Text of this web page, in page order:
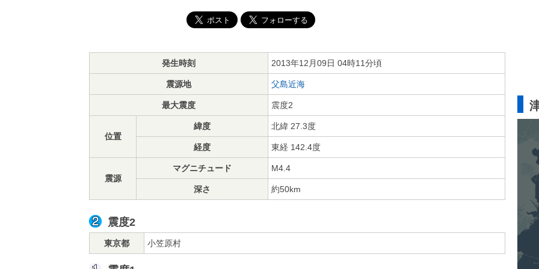
発生時刻 2013年12月09日 04時11分頃
震源地 父島近海
最大震度 震度2
位置
緯度 北緯 27.3度
経度 東経 142.4度
震源
マグニチュード M4.4
深さ 約50km
震度2
東京都 小笠原村